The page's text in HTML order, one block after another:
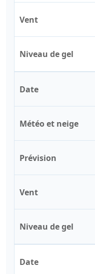
Vent
Niveau de gel
Date
Météo et neige
Prévision
Vent
Niveau de gel
Date